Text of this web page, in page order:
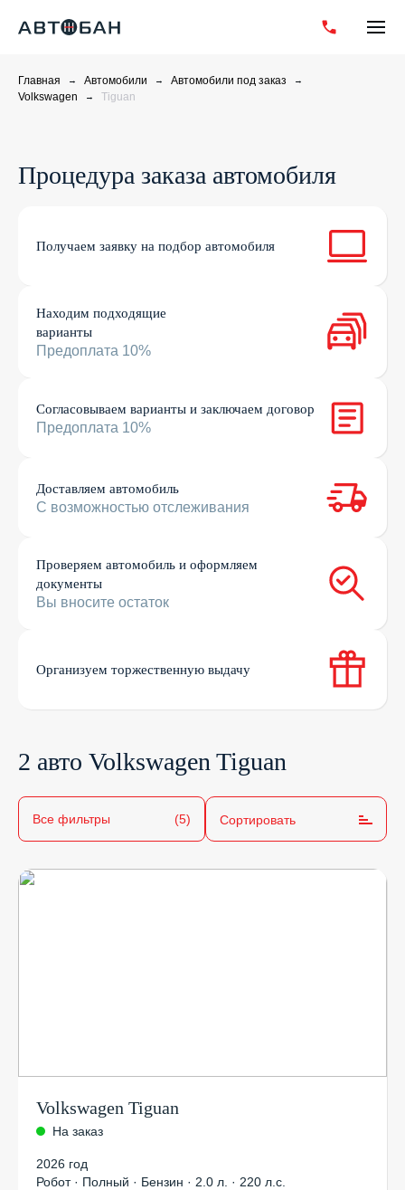
Главная Автомобили
Автомобили под заказ
Volkswagen
Tiguan
Процедура заказа автомобиля
Получаем заявку на подбор автомобиля
Находим подходящие
варианты
Предоплата 10%
Согласовываем варианты и заключаем договор
Предоплата 10%
Доставляем автомобиль
С возможностью отслеживания
Проверяем автомобиль и оформляем
документы
Вы вносите остаток
Организуем торжественную выдачу
2 авто Volkswagen Tiguan
Все фильтры (5) Сортировать
Volkswagen Tiguan
На заказ
2026 год
Робот · Полный · Бензин · 2.0 л. · 220 л.с.